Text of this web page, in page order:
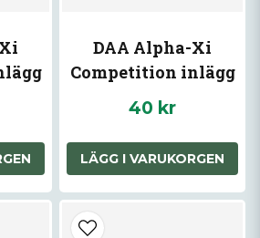
DAA Alpha-Xi
Competition inlägg
orange
40 kr
LÄGG I VARUKORGEN